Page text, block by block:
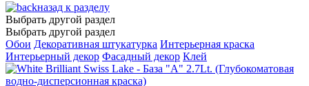
назад к разделу
Выбрать другой раздел
Выбрать другой раздел
Обои Декоративная штукатурка Интерьерная краска
Интерьерный декор Фасадный декор Клей